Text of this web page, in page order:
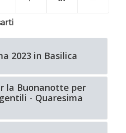
2023 in Basilica
la Buonanotte per
- Quaresima